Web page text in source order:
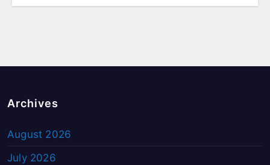
Archives
August 2026
July 2026